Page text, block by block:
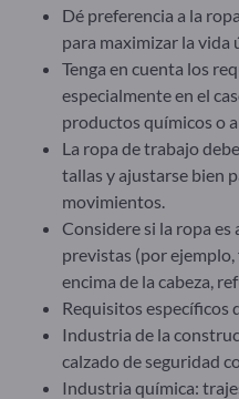
Dé preferencia a la
para maximizar la vida
Tenga en cuenta los
especialmente en el
productos químicos o
La ropa de trabajo
tallas y ajustarse bien
movimientos.
Considere si la ropa es
previstas (por
encima de la cabeza,
Requisitos específicos
Industria de la
calzado de seguridad
Industria química: